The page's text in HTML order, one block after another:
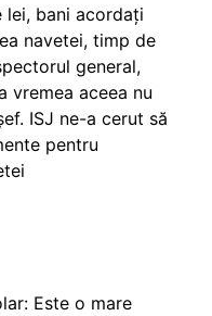
lei, bani acordați
navetei, timp de
general,
vremea aceea nu
ISJ ne-a cerut să
pentru
Este o mare